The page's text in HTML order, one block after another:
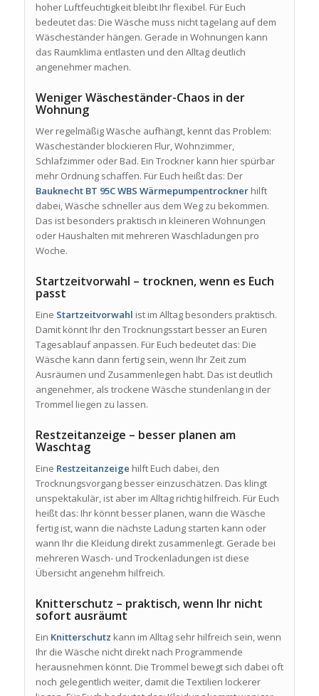
hoher Luftfeuchtigkeit bleibt Ihr flexibel. Für Euch
bedeutet das: Die Wäsche muss nicht tagelang auf dem
Wäscheständer hängen. Gerade in Wohnungen kann
das Raumklima entlasten und den Alltag deutlich
angenehmer machen.
Weniger Wäscheständer-Chaos in der
Wohnung
Wer regelmäßig Wäsche aufhängt, kennt das Problem:
Wäscheständer blockieren Flur, Wohnzimmer,
Schlafzimmer oder Bad. Ein Trockner kann hier spürbar
mehr Ordnung schaffen. Für Euch heißt das: Der
Bauknecht BT 95C WBS Wärmepumpentrocknerhilft
dabei, Wäsche schneller aus dem Weg zu bekommen.
Das ist besonders praktisch in kleineren Wohnungen
oder Haushalten mit mehreren Waschladungen pro
Woche.
Startzeitvorwahl – trocknen, wenn es Euch
passt
Eine Startzeitvorwahl ist im Alltag besonders praktisch.
Damit könnt Ihr den Trocknungsstart besser an Euren
Tagesablauf anpassen. Für Euch bedeutet das: Die
Wäsche kann dann fertig sein, wenn Ihr Zeit zum
Ausräumen und Zusammenlegen habt. Das ist deutlich
angenehmer, als trockene Wäsche stundenlang in der
Trommel liegen zu lassen.
Restzeitanzeige – besser planen am
Waschtag
Eine Restzeitanzeige hilft Euch dabei, den
Trocknungsvorgang besser einzuschätzen. Das klingt
unspektakulär, ist aber im Alltag richtig hilfreich. Für Euch
heißt das: Ihr könnt besser planen, wann die Wäsche
fertig ist, wann die nächste Ladung starten kann oder
wann Ihr die Kleidung direkt zusammenlegt. Gerade bei
mehreren Wasch- und Trockenladungen ist diese
Übersicht angenehm hilfreich.
Knitterschutz – praktisch, wenn Ihr nicht
sofort ausräumt
Ein Knitterschutz kann im Alltag sehr hilfreich sein, wenn
Ihr die Wäsche nicht direkt nach Programmende
herausnehmen könnt. Die Trommel bewegt sich dabei oft
noch gelegentlich weiter, damit die Textilien lockerer